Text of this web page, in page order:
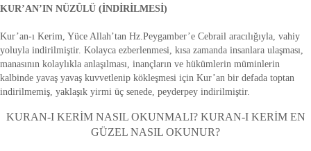
KUR’AN’IN NÜZÛLÜ (İNDİRİLMESİ)
Kur’an-ı Kerim, Yüce Allah’tan Hz.Peygamber’e Cebrail aracılığıyla, vahiy
yoluyla indirilmiştir. Kolayca ezberlenmesi, kısa zamanda insanlara ulaşması,
manasının kolaylıkla anlaşılması, inançların ve hükümlerin müminlerin
kalbinde yavaş yavaş kuvvetlenip kökleşmesi için Kur’an bir defada toptan
indirilmemiş, yaklaşık yirmi üç senede, peyderpey indirilmiştir.
KURAN-I KERİM NASIL OKUNMALI? KURAN-I KERİM EN
GÜZEL NASIL OKUNUR?